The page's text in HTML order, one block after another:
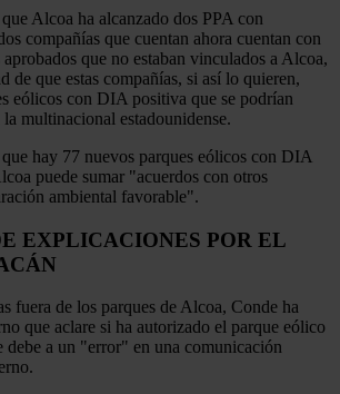
Alcoa ha alcanzado dos PPA con
compañías que cuentan ahora cuentan con
que no estaban vinculados a Alcoa,
de que estas compañías, si así lo quieren,
eólicos con DIA positiva que se podrían
multinacional estadounidense.
hay 77 nuevos parques eólicos con DIA
puede sumar "acuerdos con otros
ambiental favorable".
EXPLICACIONES POR EL
fuera de los parques de Alcoa, Conde ha
que aclare si ha autorizado el parque eólico
debe a un "error" en una comunicación